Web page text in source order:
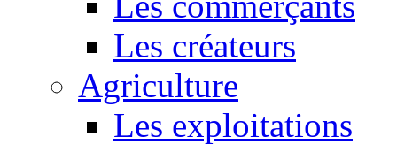
Les créateurs
Agriculture
Les exploitations